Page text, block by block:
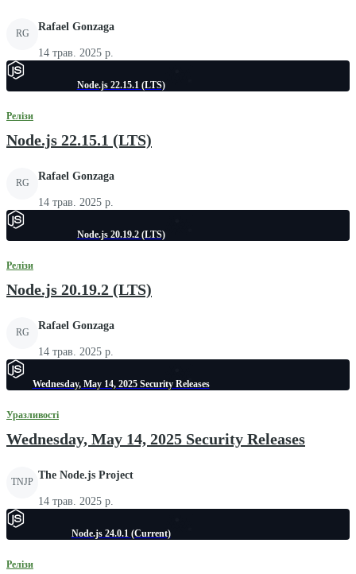
RG
Rafael Gonzaga
14 трав. 2025 р.
Node.js 22.15.1 (LTS)
Релізи
Node.js 22.15.1 (LTS)
RG
Rafael Gonzaga
14 трав. 2025 р.
Node.js 20.19.2 (LTS)
Релізи
Node.js 20.19.2 (LTS)
RG
Rafael Gonzaga
14 трав. 2025 р.
Wednesday, May 14, 2025 Security Releases
Уразливості
Wednesday, May 14, 2025 Security Releases
TNJP
The Node.js Project
14 трав. 2025 р.
Node.js 24.0.1 (Current)
Релізи